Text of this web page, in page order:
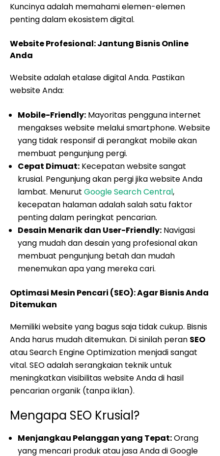
Kuncinya adalah memahami elemen-elemen
penting dalam ekosistem digital.
Website Profesional: Jantung Bisnis Online
Anda
Website adalah etalase digital Anda. Pastikan
website Anda:
Mobile-Friendly: Mayoritas pengguna internet
mengakses website melalui smartphone. Website
yang tidak responsif di perangkat mobile akan
membuat pengunjung pergi.
Cepat Dimuat: Kecepatan website sangat
krusial. Pengunjung akan pergi jika website Anda
lambat. Menurut Google Search Central,
kecepatan halaman adalah salah satu faktor
penting dalam peringkat pencarian.
Desain Menarik dan User-Friendly: Navigasi
yang mudah dan desain yang profesional akan
membuat pengunjung betah dan mudah
menemukan apa yang mereka cari.
Optimasi Mesin Pencari (SEO): Agar Bisnis Anda
Ditemukan
Memiliki website yang bagus saja tidak cukup. Bisnis
Anda harus mudah ditemukan. Di sinilah peran SEO
atau Search Engine Optimization menjadi sangat
vital. SEO adalah serangkaian teknik untuk
meningkatkan visibilitas website Anda di hasil
pencarian organik (tanpa iklan).
Mengapa SEO Krusial?
Menjangkau Pelanggan yang Tepat:Orang
yang mencari produk atau jasa Anda di Google